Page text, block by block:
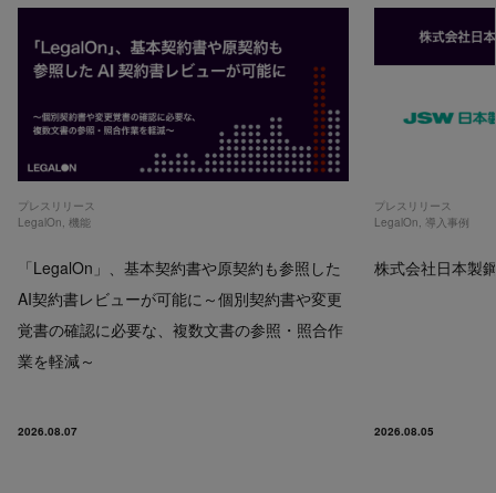
プレスリリース
LegalOn,機能
「LegalOn」、基本契約書や原契約も参照した
AI契約書レビューが可能に～個別契約書や変更
覚書の確認に必要な、複数文書の参照・照合作
業を軽減～
2026.08.07
プレスリリース
LegalOn, 導入事例
株式会社日本製
2026.08.05